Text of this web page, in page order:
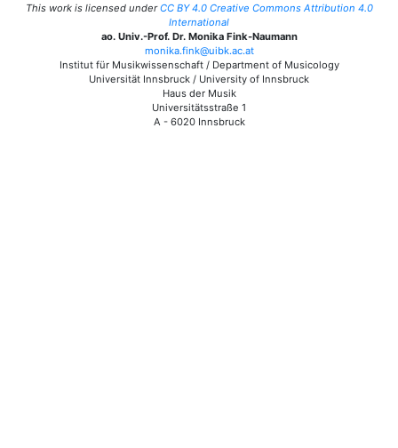
This work is licensed underCC BY 4.0 Creative Commons Attribution 4.0
International
ao. Univ.-Prof. Dr. Monika Fink-Naumann
monika.fink@uibk.ac.at
Institut für Musikwissenschaft / Department of Musicology
Universität Innsbruck / University of Innsbruck
Haus der Musik
Universitätsstraße 1
A - 6020 Innsbruck